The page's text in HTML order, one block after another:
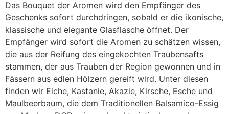
Das Bouquet der Aromen wird den Empfänger des
Geschenks sofort durchdringen, sobald er die ikonische,
klassische und elegante Glasflasche öffnet. Der
Empfänger wird sofort die Aromen zu schätzen wissen,
die aus der Reifung des eingekochten Traubensafts
stammen, der aus Trauben der Region gewonnen und in
Fässern aus edlen Hölzern gereift wird. Unter diesen
finden wir Eiche, Kastanie, Akazie, Kirsche, Esche und
Maulbeerbaum, die dem Traditionellen Balsamico-Essig